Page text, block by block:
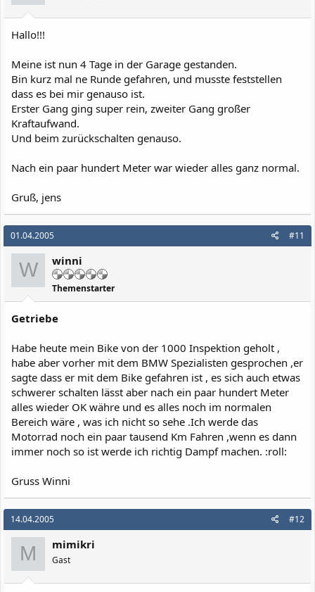
Hallo!!!
Meine ist nun 4 Tage in der Garage gestanden.
Bin kurz mal ne Runde gefahren, und musste feststellen
dass es bei mir genauso ist.
Erster Gang ging super rein, zweiter Gang großer
Kraftaufwand.
Und beim zurückschalten genauso.
Nach ein paar hundert Meter war wieder alles ganz normal.
Gruß, jens
01.04.2005 #11
W winni
Themenstarter
Getriebe
Habe heute mein Bike von der 1000 Inspektion geholt ,
habe aber vorher mit dem BMW Spezialisten gesprochen ,er
sagte dass er mit dem Bike gefahren ist , es sich auch etwas
schwerer schalten lässt aber nach ein paar hundert Meter
alles wieder OK währe und es alles noch im normalen
Bereich wäre , was ich nicht so sehe .Ich werde das
Motorrad noch ein paar tausend Km Fahren ,wenn es dann
immer noch so ist werde ich richtig Dampf machen. :roll:
Gruss Winni
14.04.2005 #12
M mimikri
Gast